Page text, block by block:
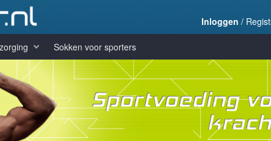
Inloggen /
Sokken voor sporters